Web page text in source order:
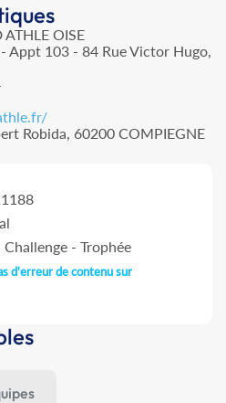
OISE
Appt 103 - 84 Rue Victor Hugo,
Robida, 60200 COMPIEGNE
- Trophée
d'erreur de contenu sur